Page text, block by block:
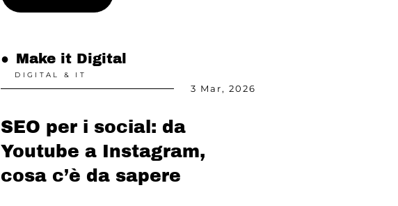
● Make it Digital
DIGITAL & IT
3 Mar, 2026
SEO per i social: da
Youtube a Instagram,
cosa c’è da sapere